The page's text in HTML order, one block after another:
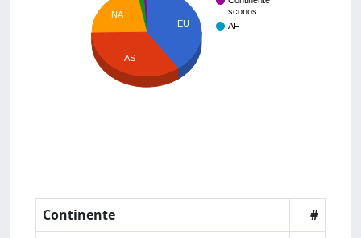
sconos…
AF
EU
NA
AS
Continente
#